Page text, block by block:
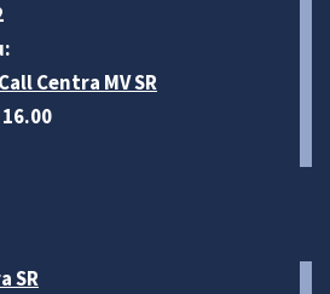
Centra MV SR
16.00
SR